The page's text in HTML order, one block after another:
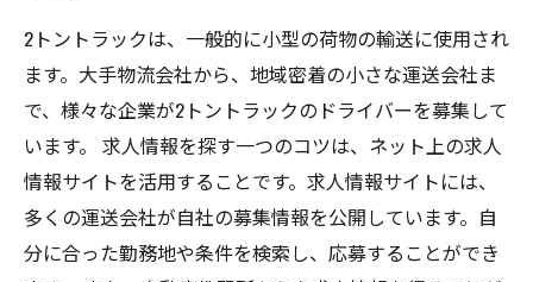
2トントラックは、一般的に小型の荷物の輸送に使用され
ます。大手物流会社から、地域密着の小さな運送会社ま
で、様々な企業が2トントラックのドライバーを募集して
います。 求人情報を探す一つのコツは、ネット上の求人
情報サイトを活用することです。求人情報サイトには、
多くの運送会社が自社の募集情報を公開しています。自
分に合った勤務地や条件を検索し、応募することができ